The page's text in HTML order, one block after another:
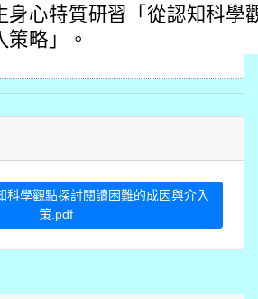
身心特質研習「從認知科學
策略」。
科學觀點探討閱讀困難的成因與介入
策.pdf